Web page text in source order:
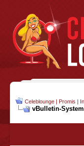
Celeblounge | Promis |
vBulletin-